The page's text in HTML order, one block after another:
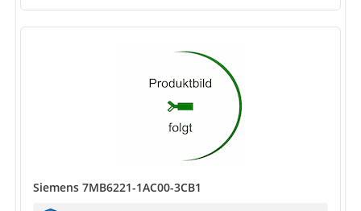
Siemens 7MB6221-1AC00-3CB1